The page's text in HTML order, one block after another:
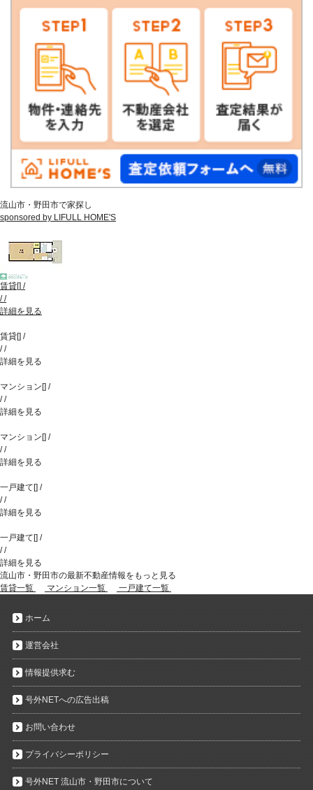
流山市・野田市で家探し
sponsored by LIFULL HOME'S
賃貸[] /
//
詳細を見る
賃貸[] /
//
詳細を見る
マンション[] /
//
詳細を見る
マンション[] /
//
詳細を見る
一戸建て[] /
//
詳細を見る
一戸建て[] /
//
詳細を見る
流山市・野田市の最新不動産情報をもっと見る
賃貸一覧
マンション一覧 一戸建て一覧
ホーム
運営会社
情報提供求む
号外NETへの広告出稿
お問い合わせ
プライバシーポリシー
号外NET 流山市・野田市について